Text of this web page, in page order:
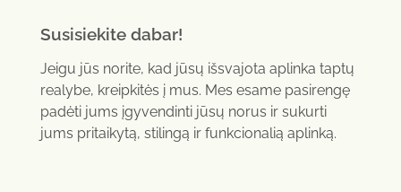
Susisiekite dabar!
Jeigu jūs norite, kad jūsų išsvajota aplinka taptų
realybe, kreipkitės į mus. Mes esame pasirengę
padėti jums įgyvendinti jūsų norus ir sukurti
jums pritaikytą, stilingą ir funkcionalią aplinką.